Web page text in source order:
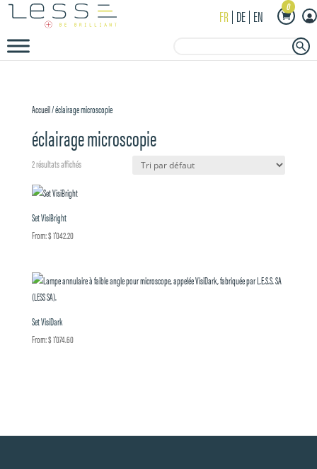
FR DE EN 0
Search Button
Accueil/ éclairage microscopie
éclairage microscopie
2 résultats affichés
Set VisiBright
From:$1'042.20
Set VisiDark
From:$1'074.60